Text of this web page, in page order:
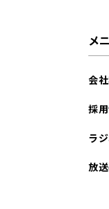
メ
会
採
ラ
放